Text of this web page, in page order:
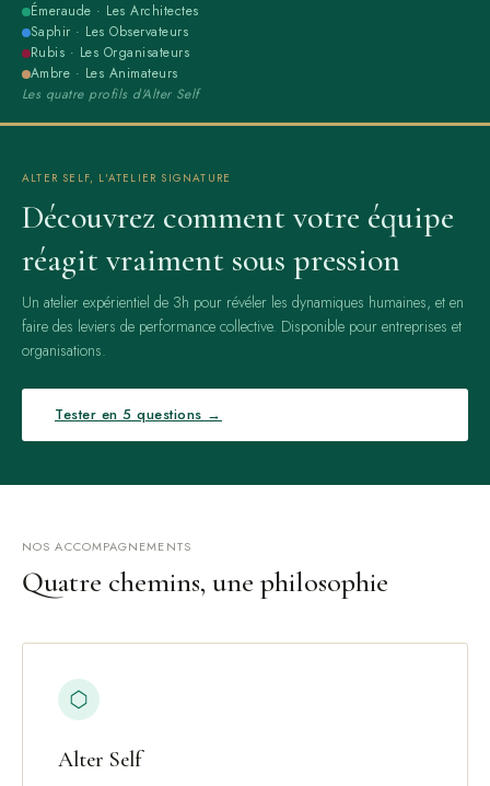
Émeraude · Les Architectes
Saphir · Les Observateurs
Rubis · Les Organisateurs
Ambre · Les Animateurs
Les quatre profils d'Alter Self
ALTER SELF, L'ATELIER SIGNATURE
Découvrez comment votre équipe
réagit vraiment sous pression
Un atelier expérientiel de 3h pour révéler les dynamiques humaines, et en
faire des leviers de performance collective. Disponible pour entreprises et
organisations.
Tester en 5 questions →
NOS ACCOMPAGNEMENTS
Quatre chemins, une philosophie
Alter Self